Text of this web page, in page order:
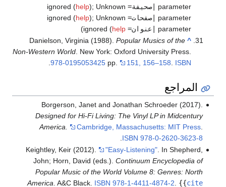
parameter
|صحيفة=ignored (
help); Unknown
parameter
|صفحات=ignored (
help); Unknown
parameter
|عنوان=ignored (
help
)
^
Danielson, Virginia (1988).Popular Musics of the
Non-Western World . New York: Oxford University Press.
pp.
151, 156–158 ISBN
978-0195053425
.
المراجع
Borgerson, Janet and Jonathan Schroeder (2017).
Designed for Hi-Fi Living: The Vinyl LP in Midcentury
America.
Cambridge, Massachusetts: MIT Press.
ISBN 978-0-2620-3623-8
Keightley, Keir (2012).
"Easy-Listening". In Shepherd,
John; Horn, David (eds.). Continuum Encyclopedia of
Popular Music of the World Volume 8: Genres: North
America . A&C Black. ISBN 978-1-4411-4874-2 {{cite